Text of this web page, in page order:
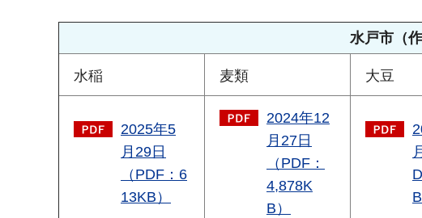
水戸市（
水稲 麦類 大豆
2025年5
月29日
（PDF：6
13KB）
2024年12
月27日
（PDF：
4,878K
B）
B